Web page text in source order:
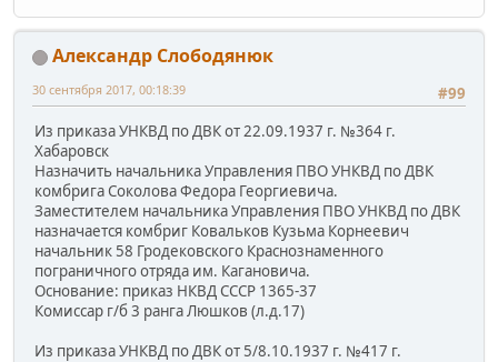
Александр Слободянюк
#99
30 сентября 2017, 00:18:39
Из приказа УНКВД по ДВК от 22.09.1937 г. №364 г.
Хабаровск
Назначить начальника Управления ПВО УНКВД по ДВК
комбрига Соколова Федора Георгиевича.
Заместителем начальника Управления ПВО УНКВД по ДВК
назначается комбриг Ковальков Кузьма Корнеевич
начальник 58 Гродековского Краснознаменного
пограничного отряда им. Кагановича.
Основание: приказ НКВД СССР 1365-37
Комиссар г/б 3 ранга Люшков (л.д.17)
Из приказа УНКВД по ДВК от 5/8.10.1937 г. №417 г.